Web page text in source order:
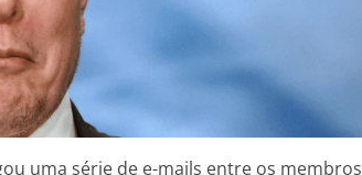
uma série de e-mails entre os membros